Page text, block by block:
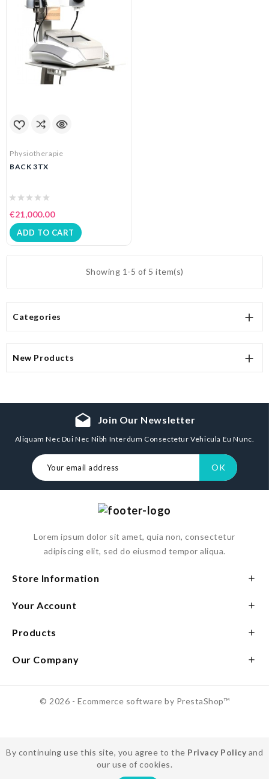
Physiotherapie
BACK 3TX
€21,000.00
ADD TO CART
Showing 1-5 of 5 item(s)
Categories 
New Products 
drafts Join Our Newsletter
Aliquam Nec Dui Nec Nibh Interdum Consectetur Vehicula Eu Nunc.
Lorem ipsum dolor sit amet, quia non, consectetur
adipiscing elit, sed do eiusmod tempor aliqua.
Store Information 
Your Account 
Products 
Our Company 
© 2026 - Ecommerce software by PrestaShop™
By continuing use this site, you agree to the Privacy Policyand
our use of cookies.